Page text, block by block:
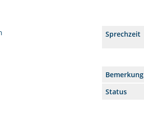
Sprechzeit
Bemerkung
Status